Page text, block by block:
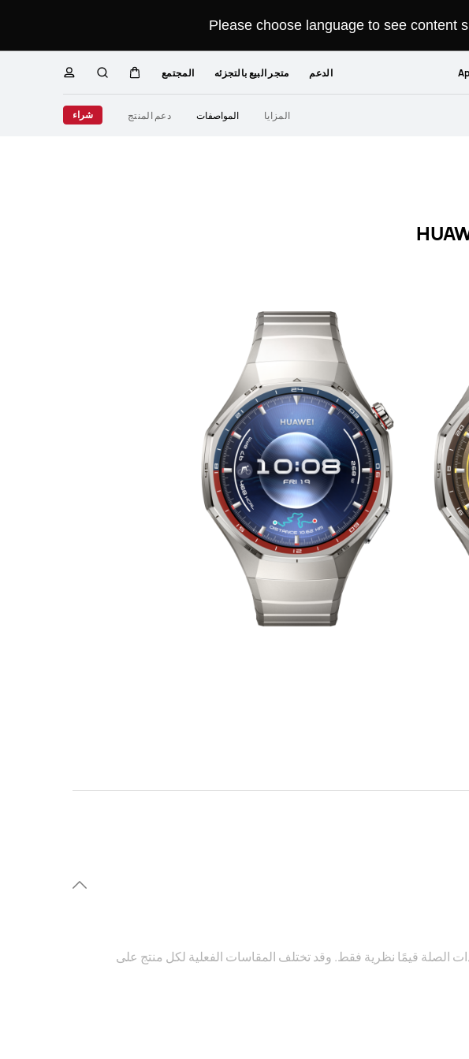
Please choose language to see content
الدعم متجر البيع بالتجزئه المجتمع
عربة البحثملف
المزايا المواصفات دعم المنتج شراء
الصلة قيمًا نظرية فقط. وقد تختلف المقاسات الفعلية لكل منتج على